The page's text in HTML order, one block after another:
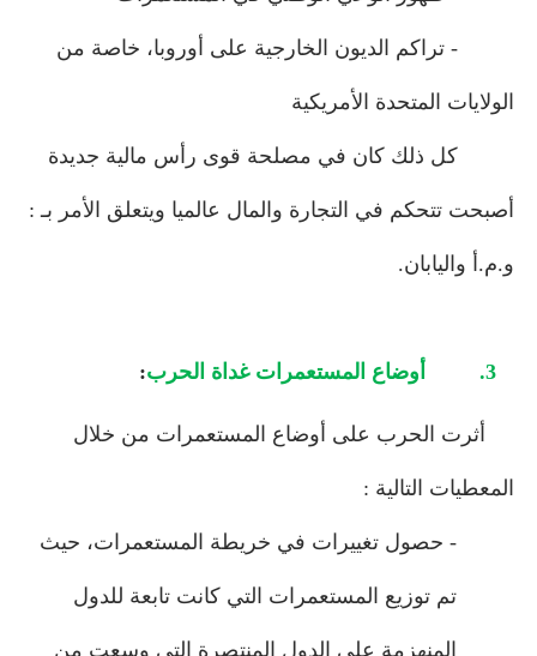
- تراكم الديون الخارجية على أوروبا، خاصة من
الولايات المتحدة الأمريكية
كل ذلك كان في مصلحة قوى رأس مالية جديدة
أصبحت تتحكم في التجارة والمال عالميا ويتعلق الأمر بـ :
و.م.أ واليابان.
3. أوضاع المستعمرات غداة الحرب:
أثرت الحرب على أوضاع المستعمرات من خلال
المعطيات التالية :
- حصول تغييرات في خريطة المستعمرات، حيث
تم توزيع المستعمرات التي كانت تابعة للدول
المنهزمة على الدول المنتصرة التي وسعت من